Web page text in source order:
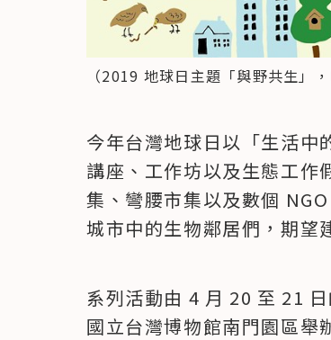
（2019 地球日主題「與野共生」
今年台灣地球日以「生活中
講座、工作坊以及生態工作
集、彎腰市集以及數個
城市中的生物鄰居們，期望
系列活動由 4 月 20 至 21
國立台灣博物館南門園區舉